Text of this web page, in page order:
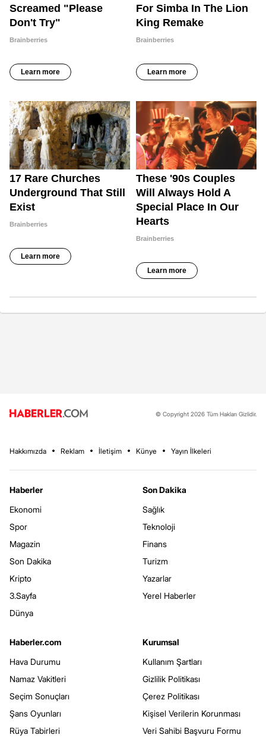
© Copyright 2026 Tüm Hakları Gizlidir.
Hakkımızda Reklam İletişim Künye Yayın İlkeleri
Haberler
Ekonomi
Spor
Magazin
Son Dakika
Kripto
3.Sayfa
Dünya
Son Dakika
Sağlık
Teknoloji
Finans
Turizm
Yazarlar
Yerel Haberler
Haberler.com
Hava Durumu
Namaz Vakitleri
Seçim Sonuçları
Şans Oyunları
Rüya Tabirleri
Kurumsal
Kullanım Şartları
Gizlilik Politikası
Çerez Politikası
Kişisel Verilerin Korunması
Veri Sahibi Başvuru Formu